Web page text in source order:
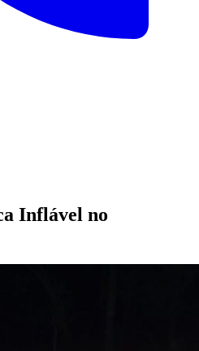
Inflável no